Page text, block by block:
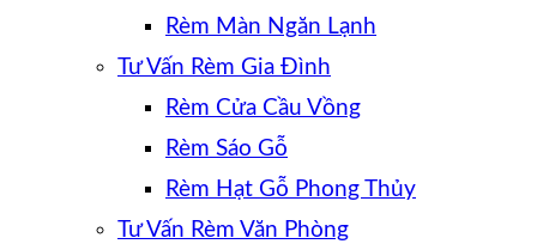
Rèm Màn Ngăn Lạnh
Tư Vấn Rèm Gia Đình
Rèm Cửa Cầu Vồng
Rèm Sáo Gỗ
Rèm Hạt Gỗ Phong Thủy
Tư Vấn Rèm Văn Phòng